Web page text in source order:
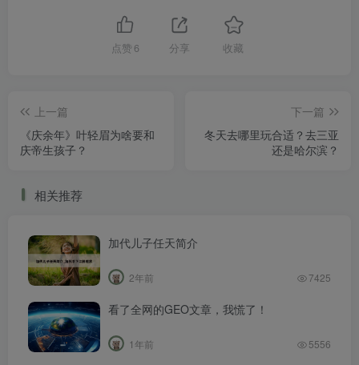
点赞 6 分享 收藏
上一篇
《庆余年》叶轻眉为啥要和
庆帝生孩子？
下一篇
冬天去哪里玩合适？去三亚
还是哈尔滨？
相关推荐
加代儿子任天简介
2年前 7425
看了全网的GEO文章，我慌了！
1年前 5556